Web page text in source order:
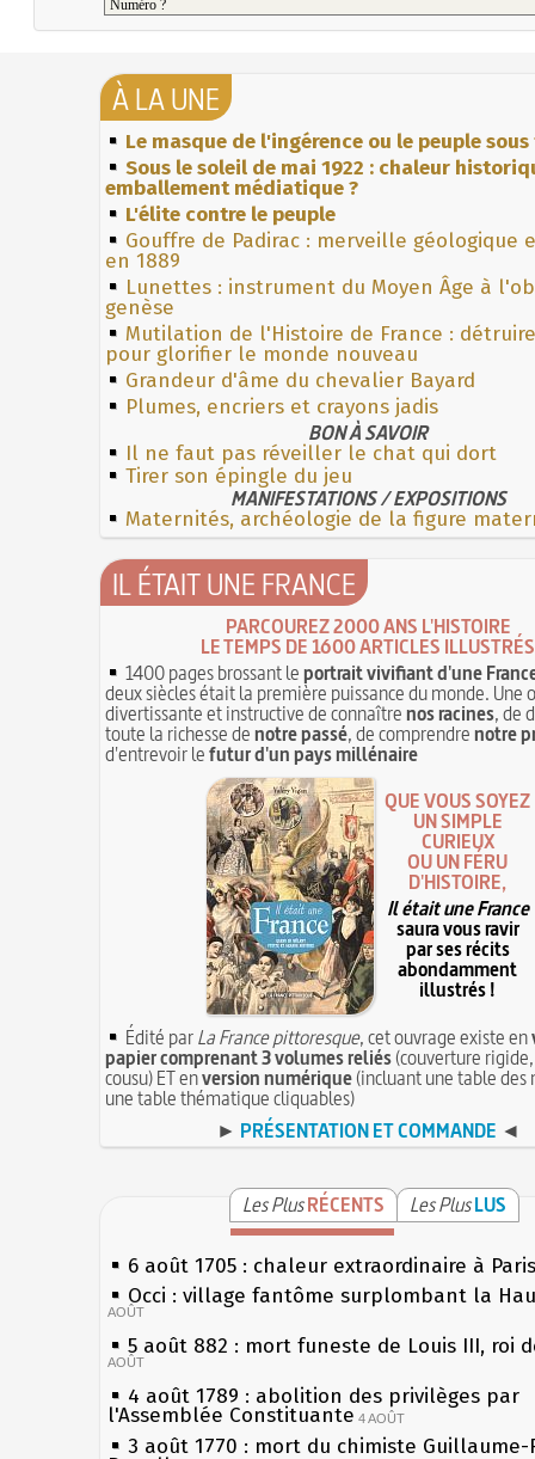
À LA UNE
Le masque de l'ingérence ou le peuple
Sous le soleil de mai 1922 : chaleur
emballement médiatique ?
L'élite contre le peuple
Gouffre de Padirac : merveille géologique
en 1889
Lunettes : instrument du Moyen Âge à
genèse
Mutilation de l'Histoire de France :
pour glorifier le monde nouveau
Grandeur d'âme du chevalier Bayard
Plumes, encriers et crayons jadis
BON À SAVOIR
Il ne faut pas réveiller le chat qui dort
Tirer son épingle du jeu
MANIFESTATIONS / EXPOSITIONS
Maternités, archéologie de la figure
IL ÉTAIT UNE FRANCE
PARCOUREZ 2000 ANS L'HISTOIRE
LE TEMPS DE 1600 ARTICLES ILLUSTRÉS
1400 pages brossant leportrait vivifiant d'une
deux siècles était la première puissance du monde. Une
divertissante et instructive de connaîtrenos racines, de
toute la richesse denotre passé, de comprendrenotre
d'entrevoir lefutur d'un pays millénaire
QUE VOUS SOYEZ
UN SIMPLE
CURIEUX
OU UN FÉRU
D'HISTOIRE,
Il était une France
saura vous ravir
par ses récits
abondamment
illustrés !
Édité parLa France pittoresque, cet ouvrage existe en
papier comprenant 3 volumes reliés(couverture
cousu) ET enversion numérique(incluant une table des
une table thématique cliquables)
► PRÉSENTATION ET COMMANDE ◄
Les PlusRÉCENTS Les PlusLUS
6 août 1705 : chaleur extraordinaire à Paris
Occi : village fantôme surplombant la
AOÛT
5 août 882 : mort funeste de Louis III, roi
AOÛT
4 août 1789 : abolition des privilèges par
l'Assemblée Constituante 4 AOÛT
3 août 1770 : mort du chimiste Guillaume-